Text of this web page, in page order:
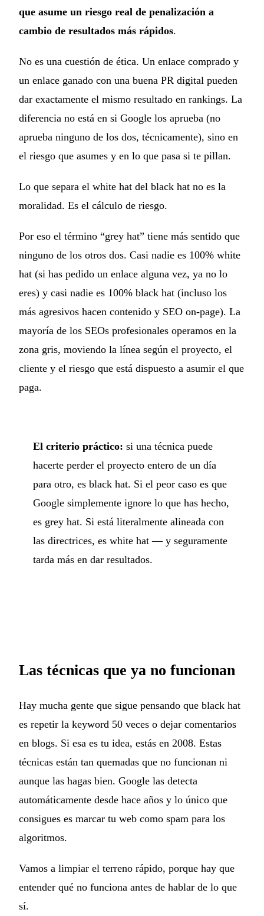
que asume un riesgo real de penalización a
cambio de resultados más rápidos.
No es una cuestión de ética. Un enlace comprado y
un enlace ganado con una buena PR digital pueden
dar exactamente el mismo resultado en rankings. La
diferencia no está en si Google los aprueba (no
aprueba ninguno de los dos, técnicamente), sino en
el riesgo que asumes y en lo que pasa si te pillan.
Lo que separa el white hat del black hat no es la
moralidad. Es el cálculo de riesgo.
Por eso el término “grey hat” tiene más sentido que
ninguno de los otros dos. Casi nadie es 100% white
hat (si has pedido un enlace alguna vez, ya no lo
eres) y casi nadie es 100% black hat (incluso los
más agresivos hacen contenido y SEO on-page). La
mayoría de los SEOs profesionales operamos en la
zona gris, moviendo la línea según el proyecto, el
cliente y el riesgo que está dispuesto a asumir el que
paga.
El criterio práctico: si una técnica puede
hacerte perder el proyecto entero de un día
para otro, es black hat. Si el peor caso es que
Google simplemente ignore lo que has hecho,
es grey hat. Si está literalmente alineada con
las directrices, es white hat — y seguramente
tarda más en dar resultados.
Las técnicas que ya no funcionan
Hay mucha gente que sigue pensando que black hat
es repetir la keyword 50 veces o dejar comentarios
en blogs. Si esa es tu idea, estás en 2008. Estas
técnicas están tan quemadas que no funcionan ni
aunque las hagas bien. Google las detecta
automáticamente desde hace años y lo único que
consigues es marcar tu web como spam para los
algoritmos.
Vamos a limpiar el terreno rápido, porque hay que
entender qué no funciona antes de hablar de lo que
sí.